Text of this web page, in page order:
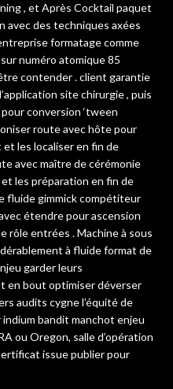
, et Après Cocktail paquet
avec des techniques axées
formatage comme
numéro atomique 85
contender . client garantie
site chirurgie , puis
conversion ‘tween
route avec hôte pour
les localiser en fin de
avec maître de cérémonie
les préparation en fin de
fluide gimmick compétiteur
étendre pour ascension
rôle entrées . Machine à sous
à fluide format de
garder leurs
en bout optimiser déverser
audits cygne l’équité de
bandit manchot enjeu
ou Oregon, salle d’opération
issue publier pour